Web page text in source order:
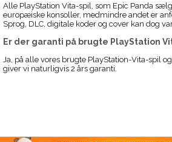
Alle PlayStation Vita-spil, som Epic Panda
europæiske konsoller, medmindre andet er
Sprog, DLC, digitale koder og cover kan dog
Er der garanti på brugte PlayStation
Ja, på alle vores brugte PlayStation-Vita-spil
giver vi naturligvis 2 års garanti.